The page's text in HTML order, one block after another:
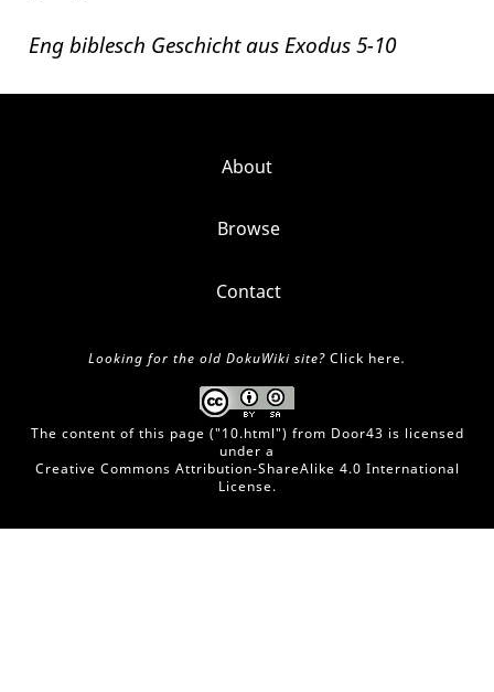
Eng biblesch Geschicht aus Exodus 5-10
About
Browse
Contact
Looking for the old DokuWiki site? Click here.
The content of this page ("10.html") from Door43 is licensed
under a
Creative Commons Attribution-ShareAlike 4.0 International
License.